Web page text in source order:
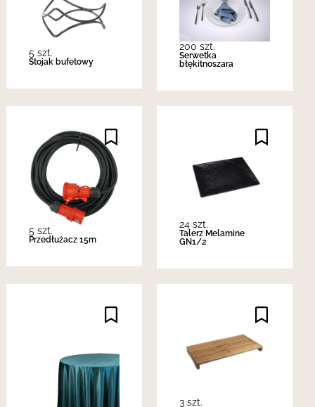
5 szt.
Stojak bufetowy
200 szt.
Serwetka
błękitnoszara
5 szt.
Przedłużacz 15m
24 szt.
Talerz Melamine
GN1/2
3 szt.